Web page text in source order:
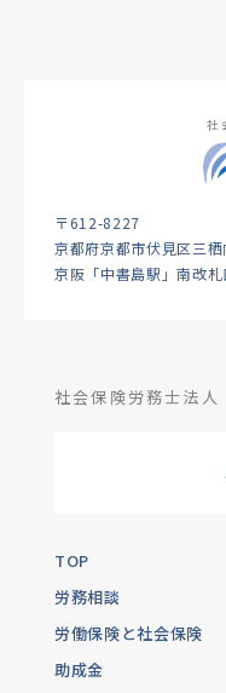
社
〒612-8227
京都府京都市伏見区三
京阪「中書島駅」南改
社会保険労務士法人
TOP
労務相談
労働保険と社会保険
助成金